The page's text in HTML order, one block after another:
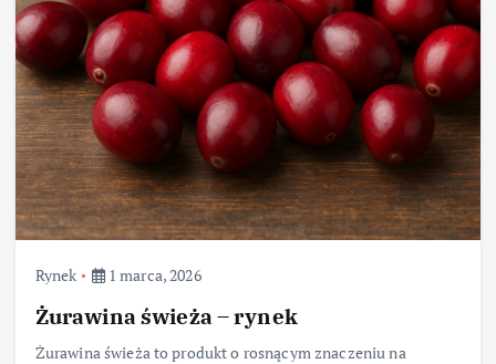
Rynek 1 marca, 2026
Żurawina świeża – rynek
Żurawina świeża to produkt o rosnącym znaczeniu na